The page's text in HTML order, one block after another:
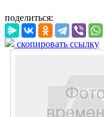
поделиться:
скопировать ссылку